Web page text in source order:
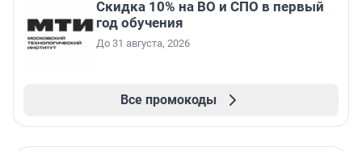
Скидка 10% на ВО и СПО в первый
год обучения
До 31 августа, 2026
Все промокоды